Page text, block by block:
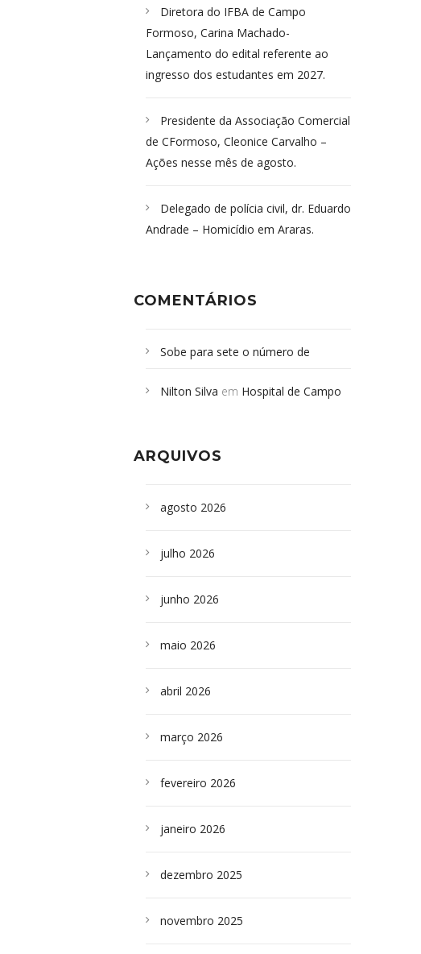
Diretora do IFBA de Campo
Formoso, Carina Machado-
Lançamento do edital referente ao
ingresso dos estudantes em 2027.
Presidente da Associação Comercial
de CFormoso, Cleonice Carvalho –
Ações nesse mês de agosto.
Delegado de polícia civil, dr. Eduardo
Andrade – Homicídio em Araras.
COMENTÁRIOS
Sobe para sete o número de
desabamento em São Paulo - Revista
sepultados em SP
Nilton Silva em Hospital de Campo
ARQUIVOS
agosto 2026
julho 2026
junho 2026
maio 2026
abril 2026
março 2026
fevereiro 2026
janeiro 2026
dezembro 2025
novembro 2025